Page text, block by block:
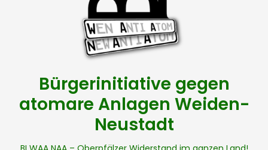
Bürgerinitiative gegen
atomare Anlagen Weiden-
Neustadt